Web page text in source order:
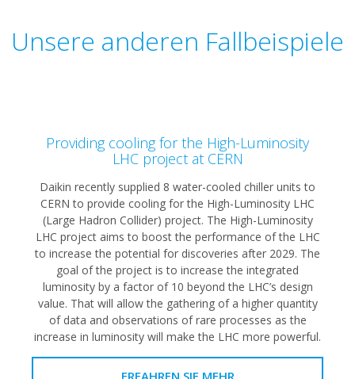
Unsere anderen Fallbeispiele
Providing cooling for the High-Luminosity
LHC project at CERN
Daikin recently supplied 8 water-cooled chiller units to
CERN to provide cooling for the High-Luminosity LHC
(Large Hadron Collider) project. The High-Luminosity
LHC project aims to boost the performance of the LHC
to increase the potential for discoveries after 2029. The
goal of the project is to increase the integrated
luminosity by a factor of 10 beyond the LHC’s design
value. That will allow the gathering of a higher quantity
of data and observations of rare processes as the
increase in luminosity will make the LHC more powerful.
ERFAHREN SIE MEHR